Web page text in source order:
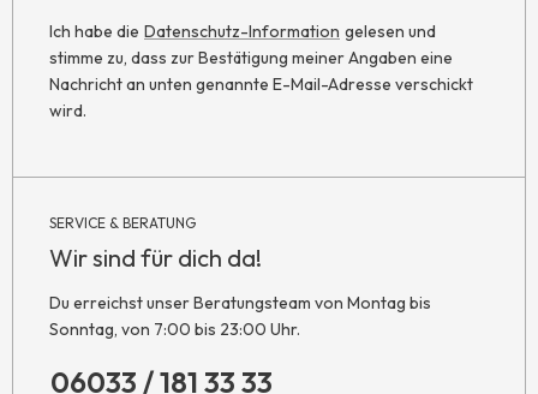
Ich habe die Datenschutz-Information gelesen und
stimme zu, dass zur Bestätigung meiner Angaben eine
Nachricht an unten genannte E-Mail-Adresse verschickt
wird.
SERVICE & BERATUNG
Wir sind für dich da!
Du erreichst unser Beratungsteam von Montag bis
Sonntag, von 7:00 bis 23:00 Uhr.
06033 / 181 33 33